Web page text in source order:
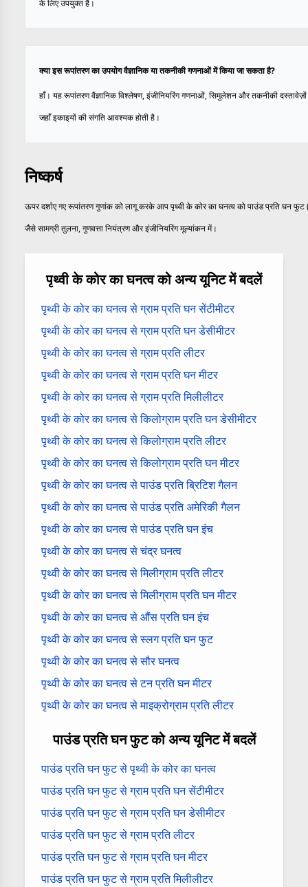
के लिए उपयुक्त है।
क्या इस रूपांतरण का उपयोग वैज्ञानिक या तकनीकी गणनाओं में किया जा सकता है?
हाँ। यह रूपांतरण वैज्ञानिक विश्लेषण, इंजीनियरिंग गणनाओं, सिमुलेशन और तकनीकी
जहाँ इकाइयों की संगति आवश्यक होती है।
निष्कर्ष
ऊपर दर्शाए गए रूपांतरण गुणांक को लागू करके आप पृथ्वी के कोर का घनत्व को पाउंड प्रति घन फुट
जैसे सामग्री तुलना, गुणवत्ता नियंत्रण और इंजीनियरिंग मूल्यांकन में।
पृथ्वी के कोर का घनत्व को अन्य यूनिट में बदलें
पृथ्वी के कोर का घनत्व से ग्राम प्रति घन सेंटीमीटर
पृथ्वी के कोर का घनत्व से ग्राम प्रति घन डेसीमीटर
पृथ्वी के कोर का घनत्व से ग्राम प्रति लीटर
पृथ्वी के कोर का घनत्व से ग्राम प्रति घन मीटर
पृथ्वी के कोर का घनत्व से ग्राम प्रति मिलीलीटर
पृथ्वी के कोर का घनत्व से किलोग्राम प्रति घन डेसीमीटर
पृथ्वी के कोर का घनत्व से किलोग्राम प्रति लीटर
पृथ्वी के कोर का घनत्व से किलोग्राम प्रति घन मीटर
पृथ्वी के कोर का घनत्व से पाउंड प्रति ब्रिटिश गैलन
पृथ्वी के कोर का घनत्व से पाउंड प्रति अमेरिकी गैलन
पृथ्वी के कोर का घनत्व से पाउंड प्रति घन इंच
पृथ्वी के कोर का घनत्व से चंद्र घनत्व
पृथ्वी के कोर का घनत्व से मिलीग्राम प्रति लीटर
पृथ्वी के कोर का घनत्व से मिलीग्राम प्रति घन मीटर
पृथ्वी के कोर का घनत्व से औंस प्रति घन इंच
पृथ्वी के कोर का घनत्व से स्लग प्रति घन फुट
पृथ्वी के कोर का घनत्व से सौर घनत्व
पृथ्वी के कोर का घनत्व से टन प्रति घन मीटर
पृथ्वी के कोर का घनत्व से माइक्रोग्राम प्रति लीटर
पाउंड प्रति घन फुट को अन्य यूनिट में बदलें
पाउंड प्रति घन फुट से पृथ्वी के कोर का घनत्व
पाउंड प्रति घन फुट से ग्राम प्रति घन सेंटीमीटर
पाउंड प्रति घन फुट से ग्राम प्रति घन डेसीमीटर
पाउंड प्रति घन फुट से ग्राम प्रति लीटर
पाउंड प्रति घन फुट से ग्राम प्रति घन मीटर
पाउंड प्रति घन फुट से ग्राम प्रति मिलीलीटर